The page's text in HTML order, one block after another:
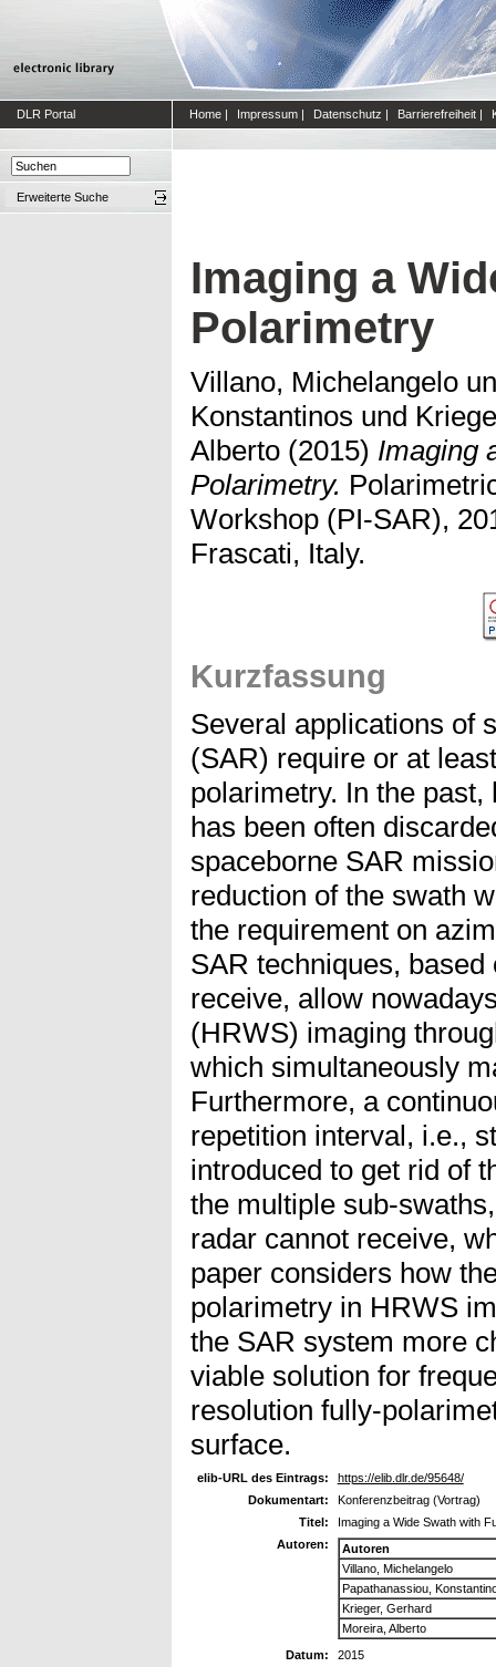
DLR Portal Home | Impressum | Datenschutz | Barrierefreiheit |
Erweiterte Suche
Imaging a
Polarimetry
Villano, Michelangelo
Konstantinos und
Alberto (2015) Imaging
Polarimetry.
Workshop (PI-SAR),
Frascati, Italy.
Kurzfassung
Several applications of
(SAR) require or at
polarimetry. In the
has been often
spaceborne SAR
reduction of the swath
the requirement on
SAR techniques,
receive, allow
(HRWS) imaging
which simultaneously
Furthermore, a
repetition interval, i.e.,
introduced to get rid of
the multiple sub-
radar cannot receive,
paper considers how
polarimetry in HRWS
the SAR system more
viable solution for
resolution fully-
surface.
elib-URL des Eintrags:
https://elib.dlr.de/95648/
Dokumentart:
Konferenzbeitrag (Vortrag)
Titel:
Imaging a Wide Swath with
Autoren:
Autoren
Villano, Michelangelo
Papathanassiou,
Krieger, Gerhard
Moreira, Alberto
Datum:
2015